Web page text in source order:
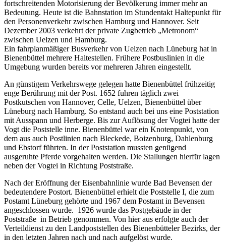
fortschreitenden Motorisierung der Bevölkerung immer mehr an
Bedeutung. Heute ist die Bahnstation im Stundentakt Haltepunkt für
den Personenverkehr zwischen Hamburg und Hannover. Seit
Dezember 2003 verkehrt der private Zugbetrieb „Metronom“
zwischen Uelzen und Hamburg.
Ein fahrplanmäßiger Busverkehr von Uelzen nach Lüneburg hat in
Bienenbüttel mehrere Haltestellen. Frühere Postbuslinien in die
Umgebung wurden bereits vor mehreren Jahren eingestellt.
An günstigem Verkehrswege gelegen hatte Bienenbüttel frühzeitig
enge Berührung mit der Post. 1652 fuhren täglich zwei
Postkutschen von Hannover, Celle, Uelzen, Bienenbüttel über
Lüneburg nach Hamburg. So entstand auch bei uns eine Poststation
mit Ausspann und Herberge. Bis zur Auflösung der Vogtei hatte der
Vogt die Poststelle inne. Bienenbüttel war ein Knotenpunkt, von
dem aus auch Postlinien nach Bleckede, Boizenburg, Dahlenburg
und Ebstorf führten. In der Poststation mussten genügend
ausgeruhte Pferde vorgehalten werden. Die Stallungen hierfür lagen
neben der Vogtei in Richtung Poststraße.
Nach der Eröffnung der Eisenbahnlinie wurde Bad Bevensen der
bedeutendere Postort. Bienenbüttel erhielt die Poststelle I, die zum
Postamt Lüneburg gehörte und 1967 dem Postamt in Bevensen
angeschlossen wurde. 1926 wurde das Postgebäude in der
Poststraße in Betrieb genommen. Von hier aus erfolgte auch der
Verteildienst zu den Landpoststellen des Bienenbütteler Bezirks, der
in den letzten Jahren nach und nach aufgelöst wurde.